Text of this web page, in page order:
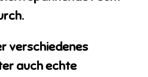
verschiedenes
auch echte